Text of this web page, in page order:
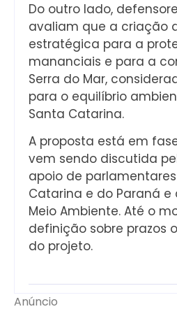
Do outro lado,
avaliam que a criação
estratégica para a
mananciais e para a
Serra do Mar,
para o equilíbrio
Santa Catarina.
A proposta está em
vem sendo discutida
apoio de
Catarina e do Paraná e
Meio Ambiente. Até o
definição sobre prazos
do projeto.
Anúncio